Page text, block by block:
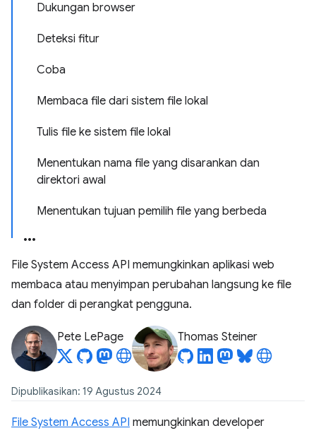
Dukungan browser
Deteksi fitur
Coba
Membaca file dari sistem file lokal
Tulis file ke sistem file lokal
Menentukan nama file yang disarankan dan
direktori awal
Menentukan tujuan pemilih file yang berbeda
File System Access API memungkinkan aplikasi web
membaca atau menyimpan perubahan langsung ke file
dan folder di perangkat pengguna.
Pete LePage Thomas Steiner
Dipublikasikan: 19 Agustus 2024
File System Access API memungkinkan developer